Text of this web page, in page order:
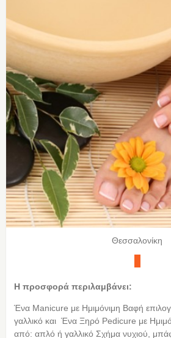
Θεσσαλονίκη
Η προσφορά περιλαμβάνει:
Ένα Μanicure με Ημιμόνιμη Βαφή
γαλλικό και Ένα Ξηρό Pedicure με
από: απλό ή γαλλικό Σχήμα νυχιού,